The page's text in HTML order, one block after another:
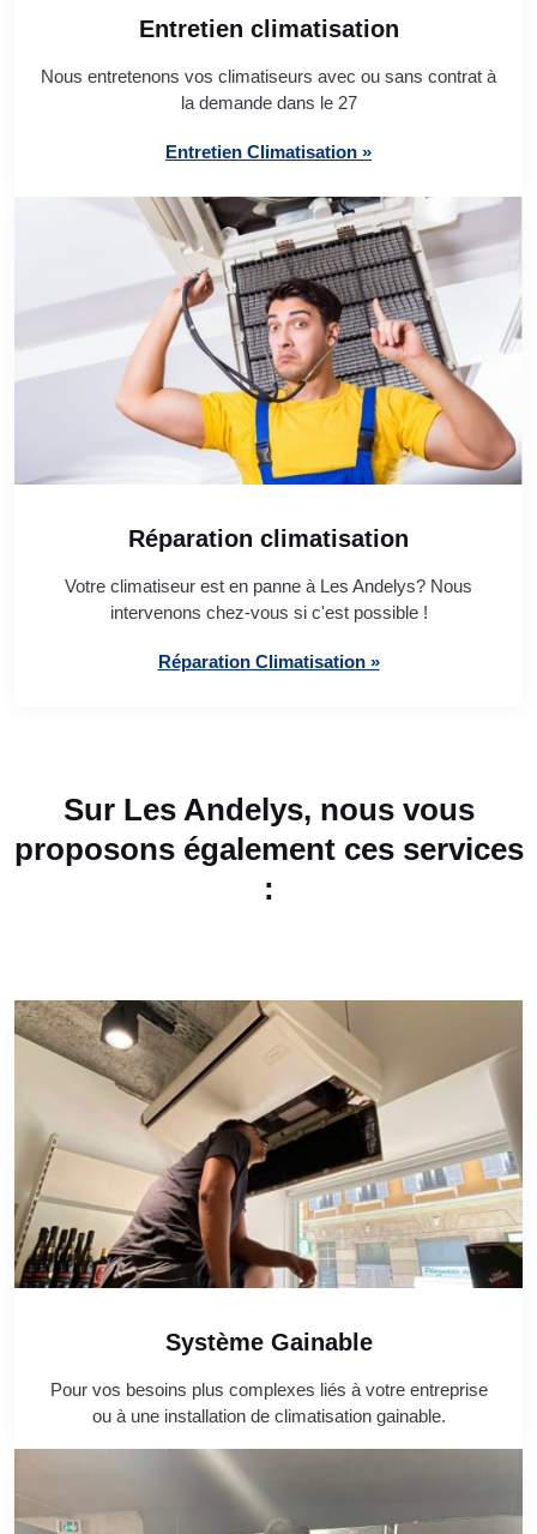
Entretien climatisation
Nous entretenons vos climatiseurs avec ou sans contrat à
la demande dans le 27
Entretien Climatisation »
Réparation climatisation
Votre climatiseur est en panne à Les Andelys? Nous
intervenons chez-vous si c'est possible !
Réparation Climatisation »
Sur Les Andelys, nous vous
proposons également ces services
:
Système Gainable
Pour vos besoins plus complexes liés à votre entreprise
ou à une installation de climatisation gainable.